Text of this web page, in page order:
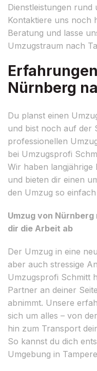
Dienstleistungen rund
Kontaktiere uns noch
Beratung und lasse
Umzugstraum nach
Nürnberg
Du planst einen
und bist noch auf der
professionellen
bei Umzugsprofi
Wir haben
und bieten dir einen
den Umzug so
Umzug von
dir die Arbeit ab
Der Umzug in eine
aber auch stressige
Umzugsprofi Schmitt
Partner an deiner
abnimmt. Unsere
sich um alles – von
hin zum Transport
So kannst du dich
Umgebung in